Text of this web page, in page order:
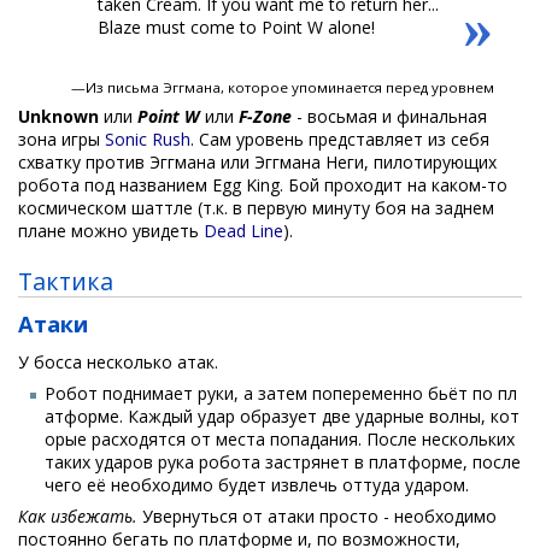
Blaze must come to Point W alone!
»
—Из письма Эггмана, которое упоминается перед уровнем
Unknown или Point Wили F-Zone - восьмая и финальная
зона игры Sonic Rush. Сам уровень представляет из себя
схватку против Эггмана или Эггмана Неги, пилотирующих
робота под названием Egg King. Бой проходит на каком-то
космическом шаттле (т.к. в первую минуту боя на заднем
плане можно увидеть Dead Line).
Тактика
Атаки
У босса несколько атак.
Робот поднимает руки, а затем попеременно бьёт по пл
атформе. Каждый удар образует две ударные волны, кот
орые расходятся от места попадания. После нескольких
таких ударов рука робота застрянет в платформе, после
чего её необходимо будет извлечь оттуда ударом.
Как избежать. Увернуться от атаки просто - необходимо
постоянно бегать по платформе и, по возможности,